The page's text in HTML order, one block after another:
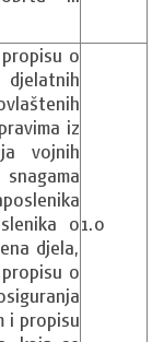
o
iz
vojnih
o
djela,
o
i propisu
1.0